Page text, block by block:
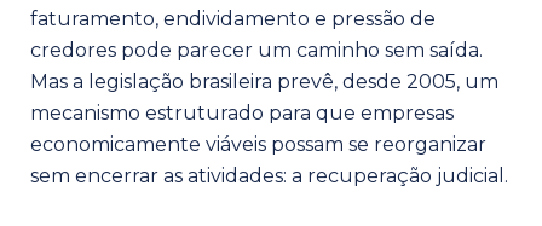
faturamento, endividamento e pressão de
credores pode parecer um caminho sem saída.
Mas a legislação brasileira prevê, desde 2005, um
mecanismo estruturado para que empresas
economicamente viáveis possam se reorganizar
sem encerrar as atividades: a recuperação judicial.